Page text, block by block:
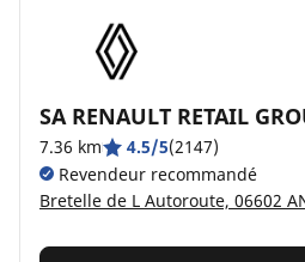
SA RENAULT RETAIL
7.36 km 4.5/5(2147)
Revendeur recommandé
Bretelle de L Autoroute, 06602